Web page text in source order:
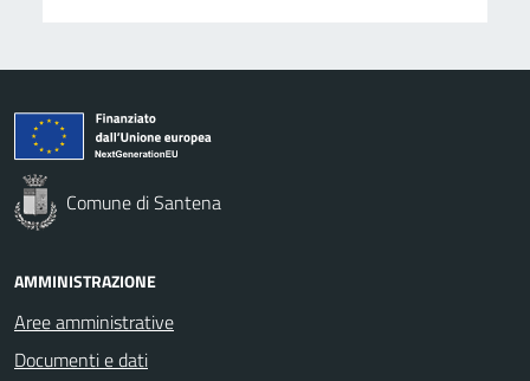
Comune di Santena
AMMINISTRAZIONE
Aree amministrative
Documenti e dati